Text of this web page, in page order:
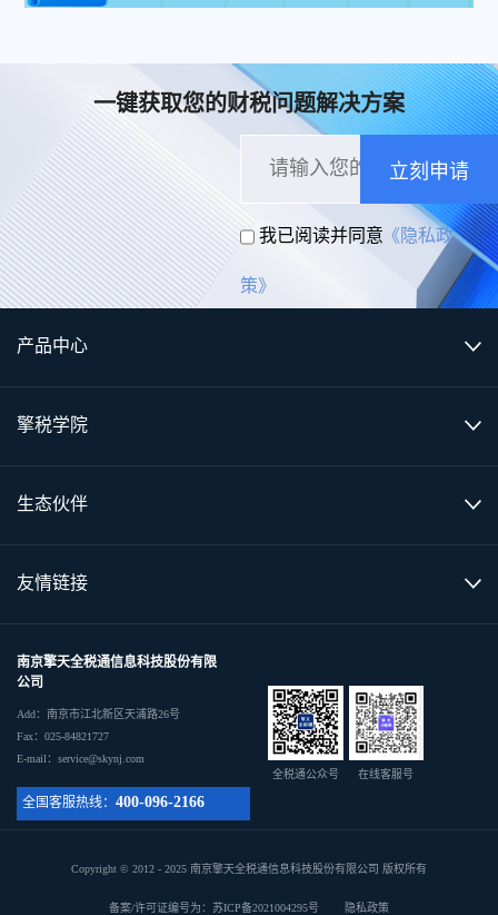
一键获取您的财税问题解决方案
立刻申请
我已阅读并同意《隐私政
策》
产品中心
擎税学院
生态伙伴
友情链接
南京擎天全税通信息科技股份有限
公司
Add：南京市江北新区天浦路26号
Fax：025-84821727
E-mail：service@skynj.com
全国客服热线： 400-096-2166
全税通公众号 在线客服号
Copyright © 2012 - 2025 南京擎天全税通信息科技股份有限公司 版权所有
备案/许可证编号为：苏ICP备2021004295号 隐私政策